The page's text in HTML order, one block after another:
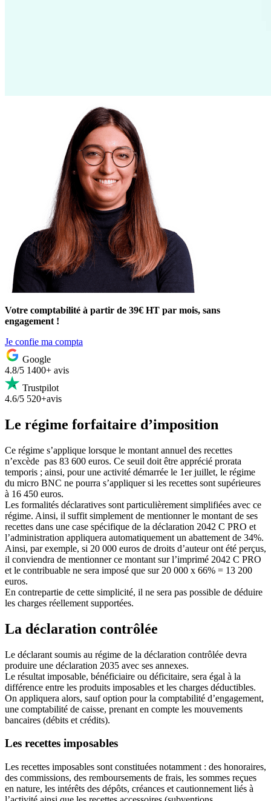
Votre comptabilité à partir de 39€ HT par mois, sans
engagement !
Je confie ma compta
Google
4.8/5 1400+ avis
Trustpilot
4.6/5 520+avis
Le régime forfaitaire d’imposition
Ce régime s’applique lorsque le montant annuel des recettes
n’excède pas 83 600 euros. Ce seuil doit être apprécié prorata
temporis ; ainsi, pour une activité démarrée le 1er juillet, le régime
du micro BNC ne pourra s’appliquer si les recettes sont supérieures
à 16 450 euros.
Les formalités déclaratives sont particulièrement simplifiées avec ce
régime. Ainsi, il suffit simplement de mentionner le montant de ses
recettes dans une case spécifique de la déclaration 2042 C PRO et
l’administration appliquera automatiquement un abattement de 34%.
Ainsi, par exemple, si 20 000 euros de droits d’auteur ont été perçus,
il conviendra de mentionner ce montant sur l’imprimé 2042 C PRO
et le contribuable ne sera imposé que sur 20 000 x 66% = 13 200
euros.
En contrepartie de cette simplicité, il ne sera pas possible de déduire
les charges réellement supportées.
La déclaration contrôlée
Le déclarant soumis au régime de la déclaration contrôlée devra
produire une déclaration 2035 avec ses annexes.
Le résultat imposable, bénéficiaire ou déficitaire, sera égal à la
différence entre les produits imposables et les charges déductibles.
On appliquera alors, sauf option pour la comptabilité d’engagement,
une comptabilité de caisse, prenant en compte les mouvements
bancaires (débits et crédits).
Les recettes imposables
Les recettes imposables sont constituées notamment : des honoraires,
des commissions, des remboursements de frais, les sommes reçues
en nature, les intérêts des dépôts, créances et cautionnement liés à